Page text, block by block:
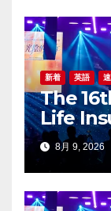
新着 英語
The
Life
2026
Award
8月 9, 2026